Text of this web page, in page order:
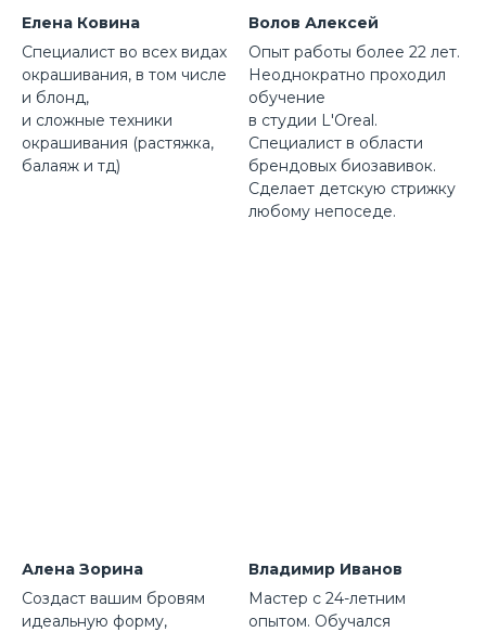
Елена Ковина
Специалист во всех видах
окрашивания, в том числе
и блонд,
и сложные техники
окрашивания (растяжка,
балаяж и тд)
Волов Алексей
Опыт работы более 22 лет.
Неоднократно проходил
обучение
в студии L'Oreal.
Специалист в области
брендовых биозавивок.
Сделает детскую стрижку
любому непоседе.
Алена Зорина
Создаст вашим бровям
идеальную форму,
Владимир Иванов
Мастер с 24-летним
опытом. Обучался